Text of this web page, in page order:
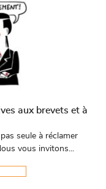
aux brevets et à
seule à réclamer
vous invitons...